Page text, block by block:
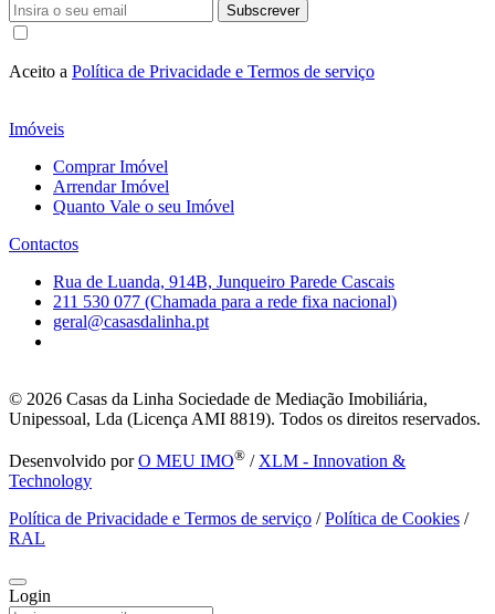
Subscrever
Aceito a Política de Privacidade e Termos de serviço
Imóveis
Comprar Imóvel
Arrendar Imóvel
Quanto Vale o seu Imóvel
Contactos
Rua de Luanda, 914B, Junqueiro Parede Cascais
211 530 077 (Chamada para a rede fixa nacional)
geral@casasdalinha.pt
© 2026 Casas da Linha Sociedade de Mediação Imobiliária,
Unipessoal, Lda (Licença AMI 8819). Todos os direitos reservados.
Desenvolvido porO MEU IMO® / XLM - Innovation &
Technology
Política de Privacidade e Termos de serviço /Política de Cookies /
RAL
Login